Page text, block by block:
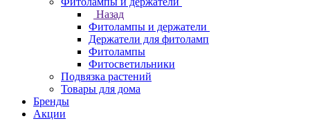
Назад
Фитолампы и держатели
Держатели для фитоламп
Фитолампы
Фитосветильники
Подвязка растений
Товары для дома
Бренды
Акции